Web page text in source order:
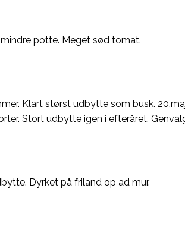
potte. Meget sød tomat.
Klart størst udbytte som busk.
Stort udbytte igen i efteråret.
Dyrket på friland op ad mur.